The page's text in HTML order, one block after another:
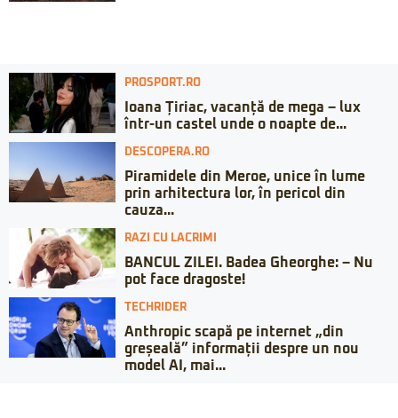
PROSPORT.RO
Ioana Țiriac, vacanță de mega – lux
într-un castel unde o noapte de...
DESCOPERA.RO
Piramidele din Meroe, unice în lume
prin arhitectura lor, în pericol din
cauza...
RAZI CU LACRIMI
BANCUL ZILEI. Badea Gheorghe: – Nu
pot face dragoste!
TECHRIDER
Anthropic scapă pe internet „din
greșeală” informații despre un nou
model AI, mai...